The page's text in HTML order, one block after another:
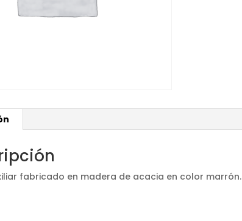
fabricado en madera de acacia en color marrón.